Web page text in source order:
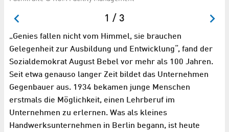
1 / 3
„Genies fallen nicht vom Himmel, sie brauchen
Gelegenheit zur Ausbildung und Entwicklung“, fand der
Sozialdemokrat August Bebel vor mehr als 100 Jahren.
Seit etwa genauso langer Zeit bildet das Unternehmen
Gegenbauer aus. 1934 bekamen junge Menschen
erstmals die Möglichkeit, einen Lehrberuf im
Unternehmen zu erlernen. Was als kleines
Handwerksunternehmen in Berlin begann, ist heute